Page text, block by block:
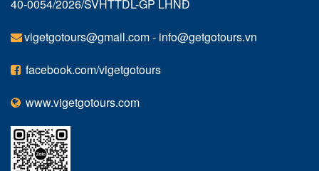
40-0054/2026/SVHTTDL-GP LHNĐ
vigetgotours@gmail.com- info@getgotours.vn
facebook.com/vigetgotours
www.vigetgotours.com